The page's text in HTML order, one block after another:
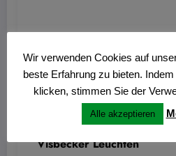
Wolfgang Thiemann
Journal am Sonntag vom
Visbecker Leuchten
Wir verwenden Cookies auf
beste Erfahrung zu bieten.
klicken, stimmen Sie der
Alle akzeptieren